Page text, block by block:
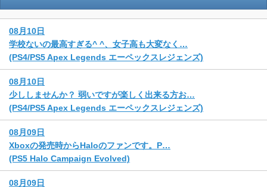
08月10日
学校ないの最高すぎる^ ^、女子高も大変なく…
(PS4/PS5 Apex Legends エーペックスレジェンズ)
08月10日
少ししませんか？ 弱いですが楽しく出来る方お…
(PS4/PS5 Apex Legends エーペックスレジェンズ)
08月09日
Xboxの発売時からHaloのファンです。P…
(PS5 Halo Campaign Evolved)
08月09日